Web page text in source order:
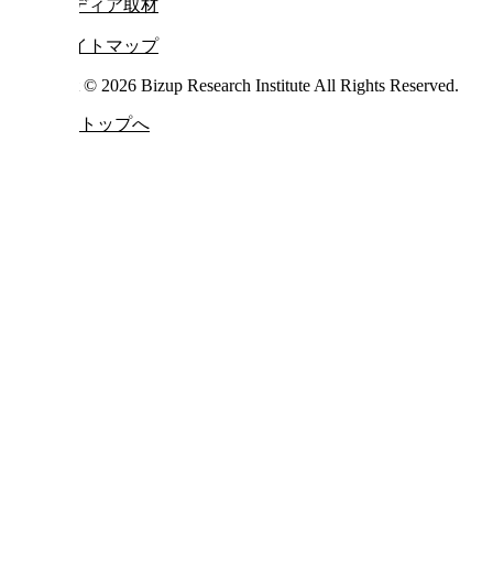
メディア取材
サイトマップ
Copyright © 2026 Bizup Research Institute All Rights Reserved.